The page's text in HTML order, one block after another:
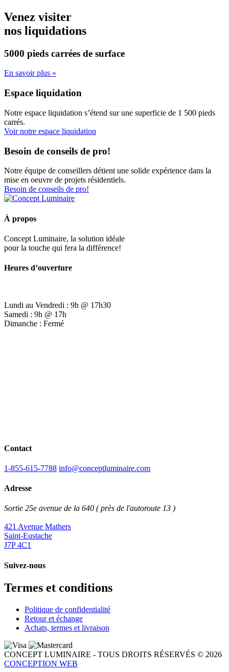
Venez visiter
nos liquidations
5000 pieds carrées de surface
En savoir plus »
Espace liquidation
Notre espace liquidation s’étend sur une superficie de 1 500 pieds
carrés.
Voir notre espace liquidation
Besoin de conseils de pro!
Notre équipe de conseillers détient une solide expérience dans la
mise en oeuvre de projets résidentiels.
Besoin de conseils de pro!
À propos
Concept Luminaire, la solution idéale
pour la touche qui fera la différence!
Heures d’ouverture
Lundi au Vendredi : 9h @ 17h30
Samedi : 9h @ 17h
Dimanche : Fermé
Contact
1-855-615-7788 info@conceptluminaire.com
Adresse
Sortie 25e avenue de la 640 ( près de l'autoroute 13 )
421 Avenue Mathers
Saint-Eustache
J7P 4C1
Suivez-nous
Termes et conditions
Politique de confidentialité
Retour et échange
Achats, termes et livraison
CONCEPT LUMINAIRE - TOUS DROITS RÉSERVÉS © 2026
CONCEPTION WEB